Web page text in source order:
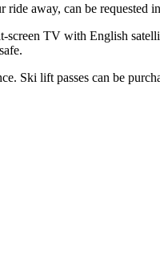
away, can be requested
TV with English
Ski lift passes can be